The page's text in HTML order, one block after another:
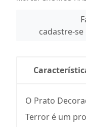
cadastre-
O Prato
Terror é um